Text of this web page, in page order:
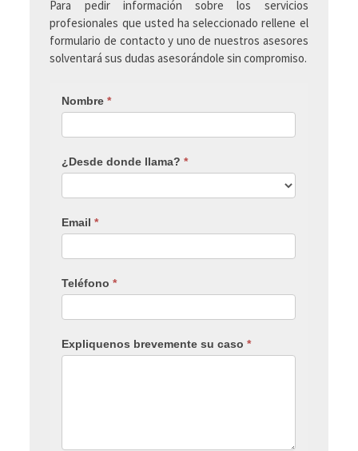
Para pedir información sobre los servicios
profesionales que usted ha seleccionado rellene el
formulario de contacto y uno de nuestros asesores
solventará sus dudas asesorándole sin compromiso.
Nombre*
¿Desde donde llama?*
Email*
Teléfono*
Expliquenos brevemente su caso*